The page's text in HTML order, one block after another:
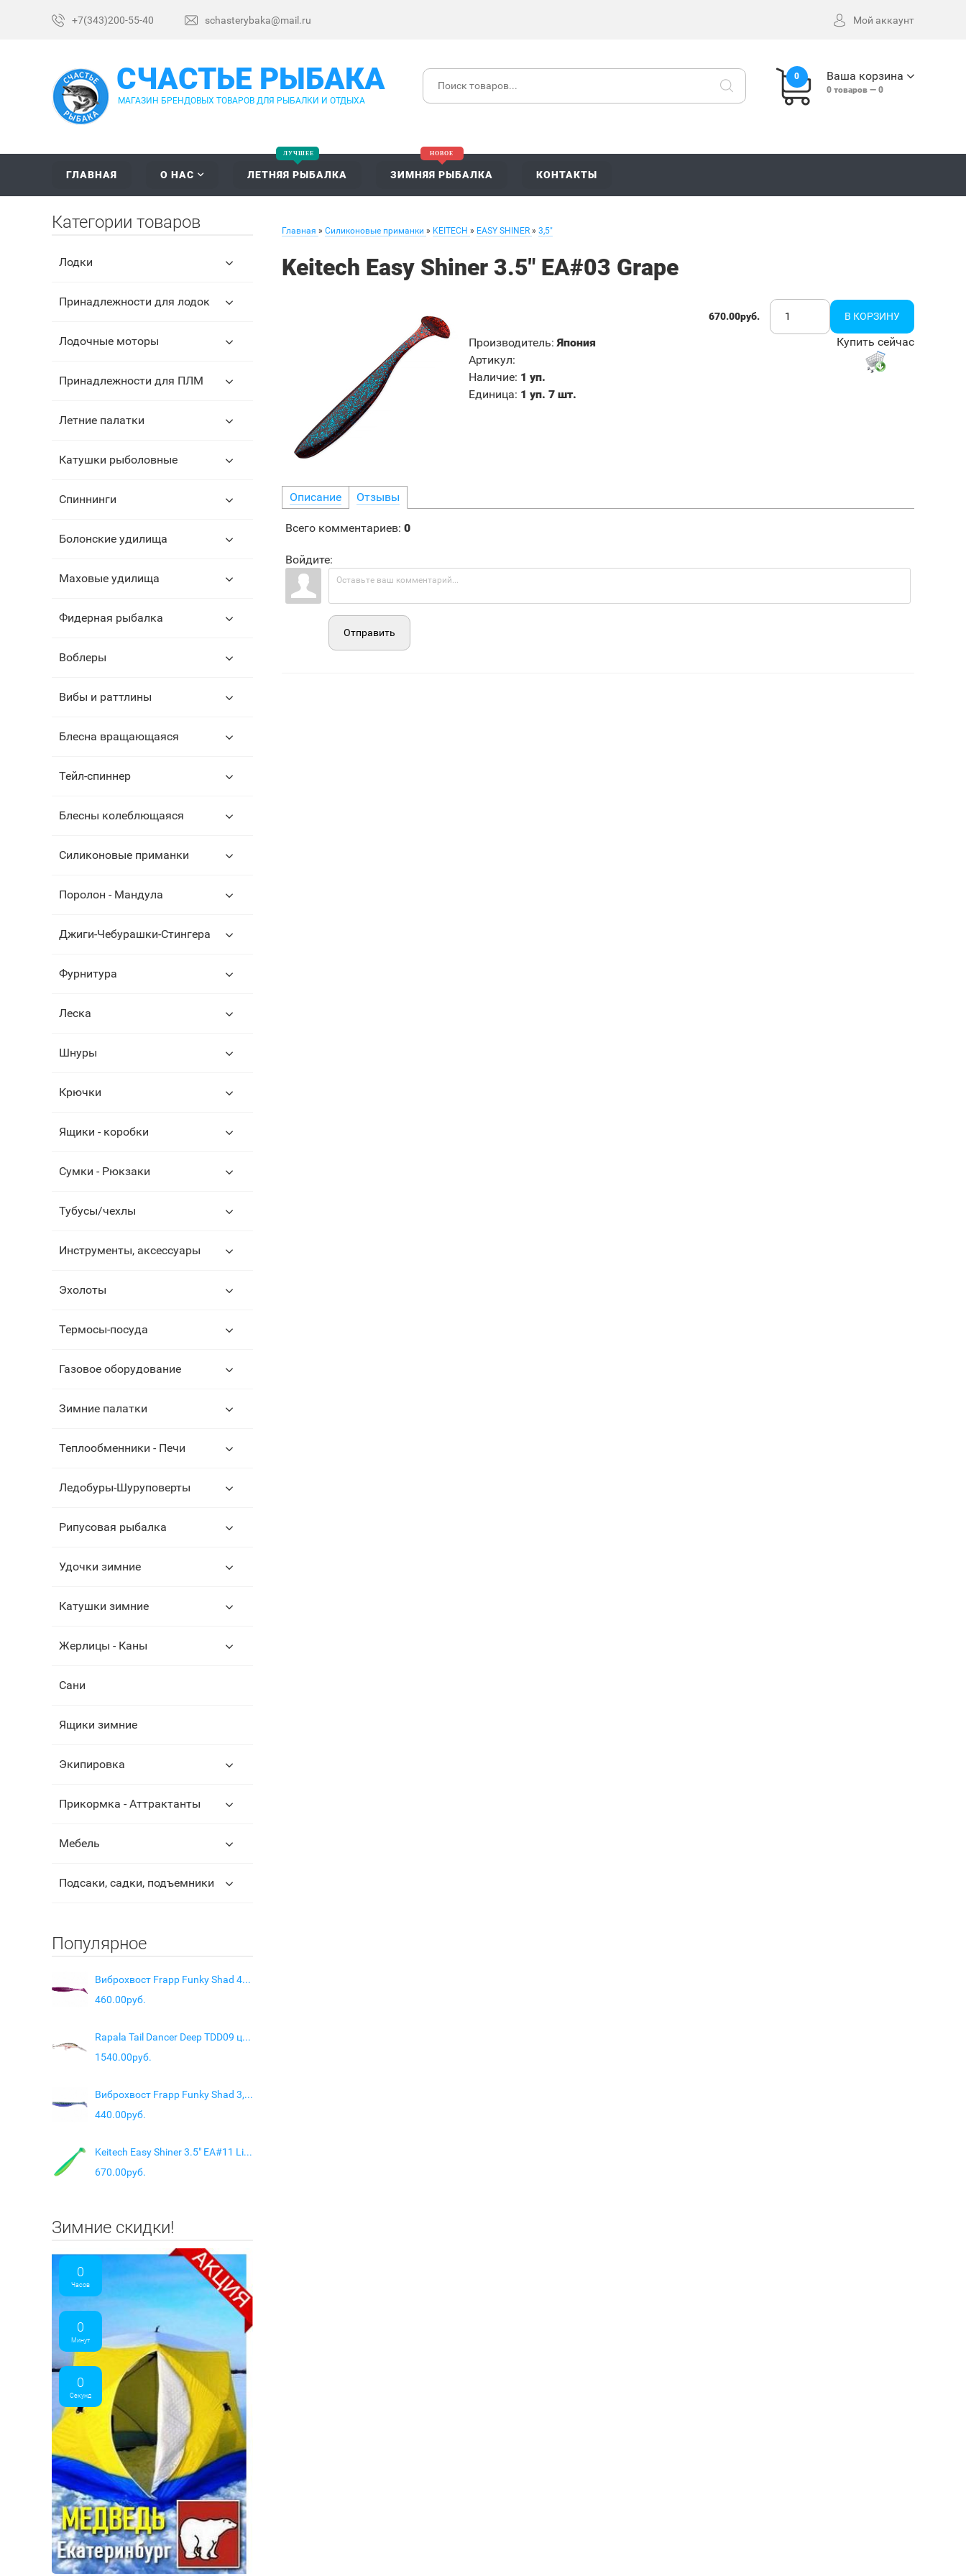
+7(343)200-55-40 schasterybaka@mail.ru Мой аккаунт
СЧАСТЬЕ РЫБАКА
МАГАЗИН БРЕНДОВЫХ ТОВАРОВ ДЛЯ РЫБАЛКИ И ОТДЫХА
0 Ваша корзина
0 товаров — 0
ГЛАВНАЯ О НАС ЛЕТНЯЯ РЫБАЛКА ЗИМНЯЯ РЫБАЛКА КОНТАКТЫ
Главная » Силиконовые приманки » KEITECH » EASY SHINER » 3,5"
Keitech Easy Shiner 3.5" EA#03 Grape
670.00руб.
Производитель: Япония
Артикул:
Наличие: 1 уп.
Единица: 1 уп. 7 шт.
Купить сейчас
Описание Отзывы
Всего комментариев: 0
Войдите:
Отправить
Категории товаров
Лодки
Принадлежности для лодок
Лодочные моторы
Принадлежности для ПЛМ
Летние палатки
Катушки рыболовные
Спиннинги
Болонские удилища
Маховые удилища
Фидерная рыбалка
Воблеры
Вибы и раттлины
Блесна вращающаяся
Тейл-спиннер
Блесны колеблющаяся
Силиконовые приманки
Поролон - Мандула
Джиги-Чебурашки-Стингера
Фурнитура
Леска
Шнуры
Крючки
Ящики - коробки
Сумки - Рюкзаки
Тубусы/чехлы
Инструменты, аксессуары
Эхолоты
Термосы-посуда
Газовое оборудование
Зимние палатки
Теплообменники - Печи
Ледобуры-Шуруповерты
Рипусовая рыбалка
Удочки зимние
Катушки зимние
Жерлицы - Каны
Сани
Ящики зимние
Экипировка
Прикормка - Аттрактанты
Мебель
Подсаки, садки, подъемники
Популярное
Виброхвост Frapp Funky Shad 4" цв. #22
460.00руб.
Rapala Tail Dancer Deep TDD09 цвет SFL
1540.00руб.
Виброхвост Frapp Funky Shad 3,5" цв. #31
440.00руб.
Keitech Easy Shiner 3.5" EA#11 Lime Chartreuse Glow
670.00руб.
Зимние скидки!
0
Часов
0
Минут
0
Секунд